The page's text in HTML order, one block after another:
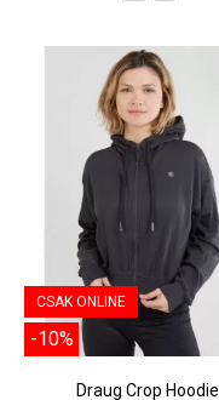
CSAK ONLINE
-10%
Draug Crop Hoodie